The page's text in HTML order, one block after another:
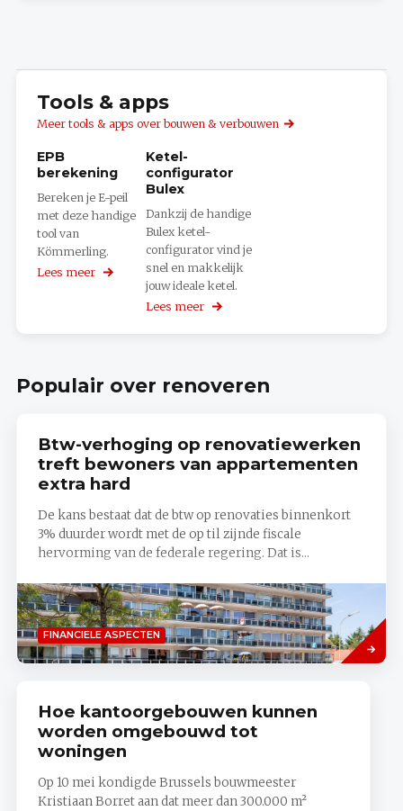
Tools & apps
Meer tools & apps over bouwen & verbouwen
EPB
berekening
Bereken je E-peil
met deze handige
tool van
Kömmerling.
Lees meer over
berekening
Ketel-
configurator
Bulex
Dankzij de handige
Bulex ketel-
configurator vind je
snel en makkelijk
jouw ideale ketel.
Lees meer over
Populair over renoveren
Btw-verhoging op renovatiewerken
treft bewoners van appartementen
extra hard
De kans bestaat dat de btw op renovaties binnenkort
3% duurder wordt met de op til zijnde fiscale
hervorming van de federale regering. Dat is...
FINANCIELE ASPECTEN
Lees
meer
Hoe kantoorgebouwen kunnen
worden omgebouwd tot
woningen
Op 10 mei kondigde Brussels bouwmeester
Kristiaan Borret aan dat meer dan 300.000 m²